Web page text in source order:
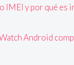
IMEI y por qué es
Android